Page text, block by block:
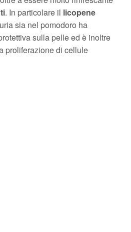
. In particolare il licopene
sia nel pomodoro ha
sulla pelle ed è inoltre
proliferazione di cellule